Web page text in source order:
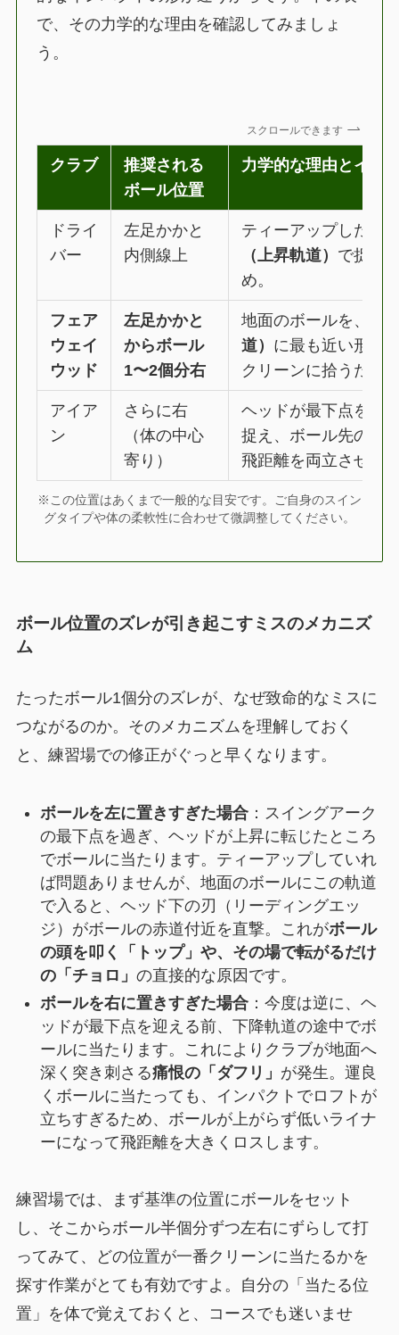
で、その力学的な理由を確認してみましょ
う。
スクロールできます
クラブ
推奨される
ボール位置
力学的な理由とイン
ドライ
バー
左足かかと
内側線上
ティーアップしたボ
（上昇軌道） で捉え
め。
フェア
ウェイ
ウッド
左足かかと
からボール
1〜2個分右
地面のボールを、ヘ
道） に最も近い形で
クリーンに拾うため
アイア
ン
さらに右
（体の中心
寄り）
ヘッドが最下点を迎
捉え、ボール先のタ
飛距離を両立させる
※この位置はあくまで一般的な目安です。ご自身のスイン
グタイプや体の柔軟性に合わせて微調整してください。
ボール位置のズレが引き起こすミスのメカニズ
ム
たったボール1個分のズレが、なぜ致命的なミスに
つながるのか。そのメカニズムを理解しておく
と、練習場での修正がぐっと早くなります。
ボールを左に置きすぎた場合：スイングアーク
の最下点を過ぎ、ヘッドが上昇に転じたところ
でボールに当たります。ティーアップしていれ
ば問題ありませんが、地面のボールにこの軌道
で入ると、ヘッド下の刃（リーディングエッ
ジ）がボールの赤道付近を直撃。これがボール
の頭を叩く「トップ」や、その場で転がるだけ
の「チョロ」 の直接的な原因です。
ボールを右に置きすぎた場合：今度は逆に、ヘ
ッドが最下点を迎える前、下降軌道の途中でボ
ールに当たります。これによりクラブが地面へ
深く突き刺さる痛恨の「ダフリ」 が発生。運良
くボールに当たっても、インパクトでロフトが
立ちすぎるため、ボールが上がらず低いライナ
ーになって飛距離を大きくロスします。
練習場では、まず基準の位置にボールをセット
し、そこからボール半個分ずつ左右にずらして打
ってみて、どの位置が一番クリーンに当たるかを
探す作業がとても有効ですよ。自分の「当たる位
置」を体で覚えておくと、コースでも迷いませ